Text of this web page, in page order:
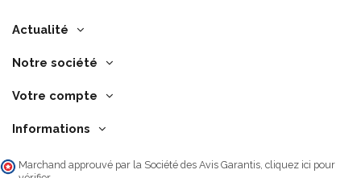
Actualité
Notre société
Votre compte
Informations
Marchand approuvé par la Société des Avis Garantis, cliquez ici pour